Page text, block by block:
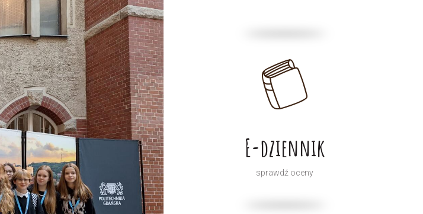
E-dziennik
sprawdź oceny